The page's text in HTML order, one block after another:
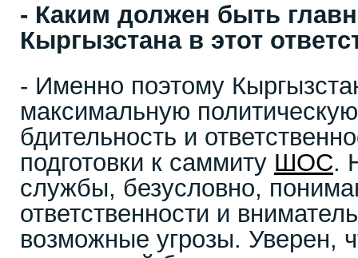
- Каким должен быть
Кыргызстана в этот
- Именно поэтому
максимальную
бдительность и
подготовки к саммиту ШОС.
службы, безусловно,
ответственности и
возможные угрозы. Уверен,